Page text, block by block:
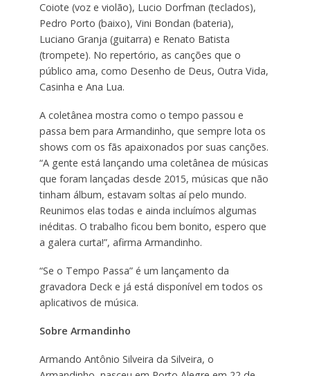
Coiote (voz e violão), Lucio Dorfman (teclados),
Pedro Porto (baixo), Vini Bondan (bateria),
Luciano Granja (guitarra) e Renato Batista
(trompete). No repertório, as canções que o
público ama, como Desenho de Deus, Outra Vida,
Casinha e Ana Lua.
A coletânea mostra como o tempo passou e
passa bem para Armandinho, que sempre lota os
shows com os fãs apaixonados por suas canções.
“A gente está lançando uma coletânea de músicas
que foram lançadas desde 2015, músicas que não
tinham álbum, estavam soltas aí pelo mundo.
Reunimos elas todas e ainda incluímos algumas
inéditas. O trabalho ficou bem bonito, espero que
a galera curta!”, afirma Armandinho.
“Se o Tempo Passa” é um lançamento da
gravadora Deck e já está disponível em todos os
aplicativos de música.
Sobre Armandinho
Armando Antônio Silveira da Silveira, o